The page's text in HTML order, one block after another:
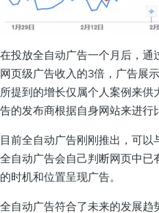
在投放全自动广告一个月后，通
网页级广告收入的3倍，广告展
所提到的增长仅属个人案例来
告的发布商根据自身网站来进行
目前全自动广告刚刚推出，可以
全自动广告会自己判断网页中
的时机和位置呈现广告。
全自动广告符合了未来的发展趋